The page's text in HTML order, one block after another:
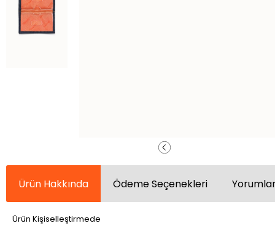
Ürün Hakkında Ödeme Seçenekleri
Ürün Kişiselleştirmede